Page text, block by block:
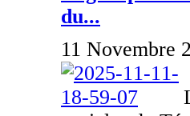
du...
11 Novembre